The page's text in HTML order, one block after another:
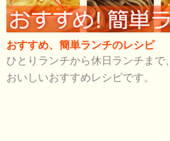
おすすめ、簡単ランチのレシピ
ひとりランチから休日ランチま
おいしいおすすめレシピです。